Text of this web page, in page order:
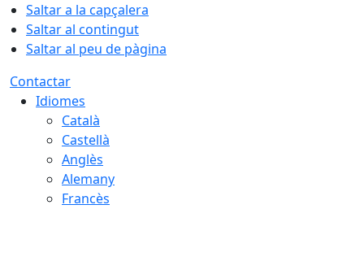
Saltar a la capçalera
Saltar al contingut
Saltar al peu de pàgina
Contactar
Idiomes
Català
Castellà
Anglès
Alemany
Francès